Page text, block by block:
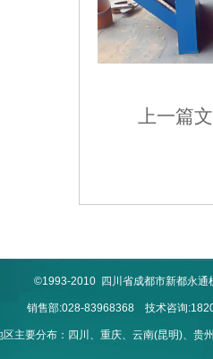
上一篇
©1993-2010 四川省成都市新都永
销售部:028-83968368 技术咨询
区主要分布：四川、重庆、云南(昆明)、贵